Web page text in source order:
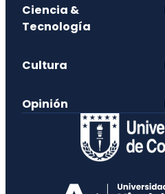
Ciencia &
Tecnología
Cultura
Opinión